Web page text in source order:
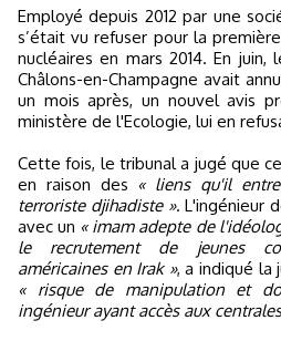
Employé depuis 2012 par une
s’était vu refuser pour la
nucléaires en mars 2014. En
Châlons-en-Champagne avait
un mois après, un nouvel avis
ministère de l'Ecologie, lui en
Cette fois, le tribunal a jugé que
en raison des « liens qu'il
terroriste djihadiste ». L'ingénieur
avec un « imam adepte de
le recrutement de jeunes
américaines en Irak », a indiqué la
« risque de manipulation et
ingénieur ayant accès aux